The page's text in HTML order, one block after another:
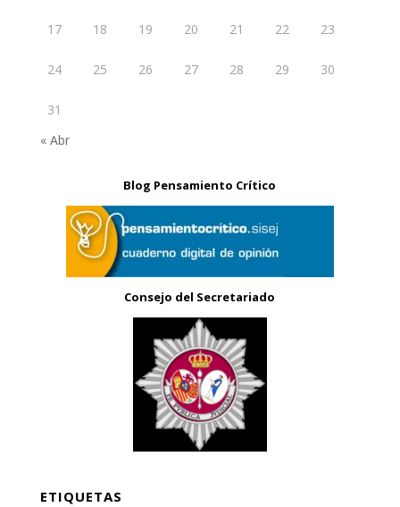
17 18 19 20 21 22 23
24 25 26 27 28 29 30
31
« Abr
Blog Pensamiento Crítico
Consejo del Secretariado
ETIQUETAS